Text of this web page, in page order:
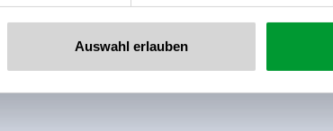
Auswahl erlauben